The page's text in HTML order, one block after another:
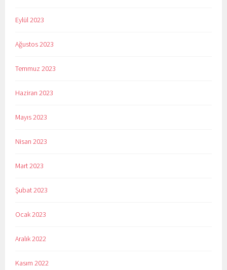
Eylül 2023
Ağustos 2023
Temmuz 2023
Haziran 2023
Mayıs 2023
Nisan 2023
Mart 2023
Şubat 2023
Ocak 2023
Aralık 2022
Kasım 2022